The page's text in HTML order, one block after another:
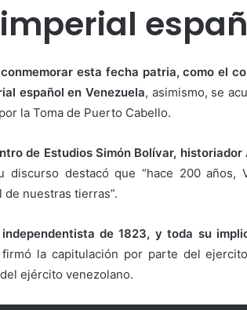
esta fecha patria, como el
español en Venezuela, asimismo, se
la Toma de Puerto Cabello.
de Estudios Simón Bolívar, historiador
discurso destacó que “hace 200 años,
nuestras tierras”.
de 1823, y toda su
la capitulación por parte del
ejército venezolano.